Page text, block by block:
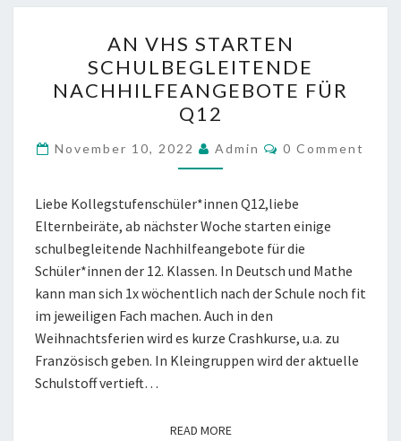
VHS
STARTEN
SCHULBEGLEITENDE
NACHHILFEANGEBOTE
Q12
AN VHS STARTEN
SCHULBEGLEITENDE
NACHHILFEANGEBOTE FÜR
Q12
November 10, 2022 Admin COMMENTS
0 Comment
Liebe Kollegstufenschüler*innen Q12,liebe
Elternbeiräte, ab nächster Woche starten einige
schulbegleitende Nachhilfeangebote für die
Schüler*innen der 12. Klassen. In Deutsch und Mathe
kann man sich 1x wöchentlich nach der Schule noch fit
im jeweiligen Fach machen. Auch in den
Weihnachtsferien wird es kurze Crashkurse, u.a. zu
Französisch geben. In Kleingruppen wird der aktuelle
Schulstoff vertieft…
READ MOREREAD MORE